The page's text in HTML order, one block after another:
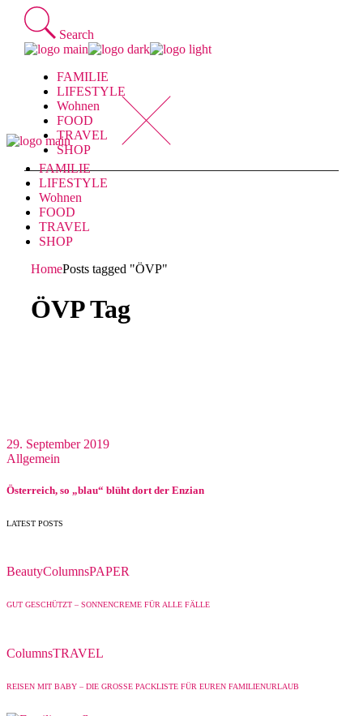
Skip
content
Search
FAMILIE
LIFESTYLE
Wohnen
FOOD
TRAVEL
SHOP
FAMILIE
LIFESTYLE
Wohnen
FOOD
TRAVEL
SHOP
HomePosts tagged "ÖVP"
ÖVP Tag
29. September 2019
Allgemein
Österreich, so „blau“ blüht dort der Enzian
LATEST POSTS
BeautyColumnsPAPER
GUT GESCHÜTZT – SONNENCREME FÜR ALLE FÄLLE
ColumnsTRAVEL
REISEN MIT BABY – DIE GROSSE PACKLISTE FÜR EUREN FAMILIENURLAUB